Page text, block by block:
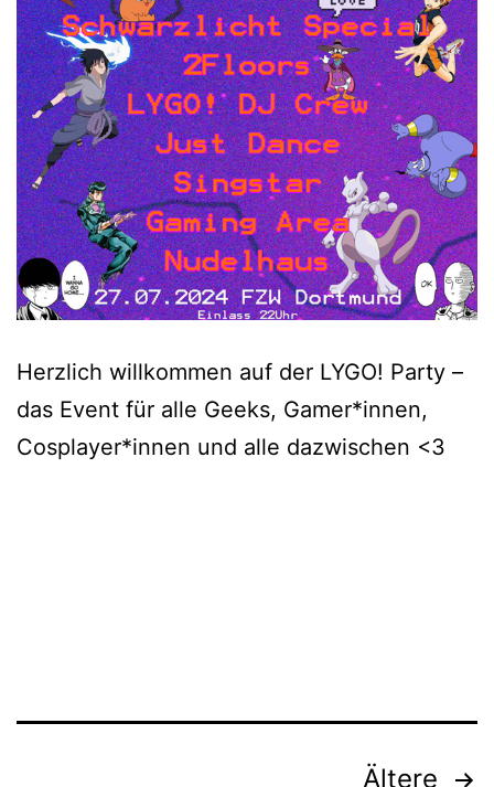
Herzlich willkommen auf der LYGO! Party –
das Event für alle Geeks, Gamer*innen,
Cosplayer*innen und alle dazwischen <3
Ältere